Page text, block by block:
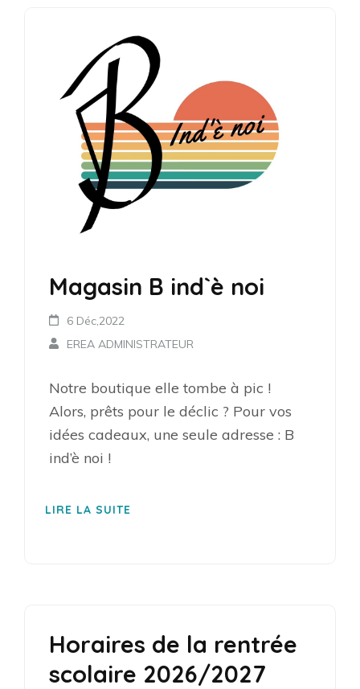
Magasin B ind`è noi
6 Déc,2022
EREA ADMINISTRATEUR
Notre boutique elle tombe à pic !
Alors, prêts pour le déclic ? Pour vos
idées cadeaux, une seule adresse : B
ind’è noi !
LIRE LA SUITE
Horaires de la rentrée
scolaire 2026/2027